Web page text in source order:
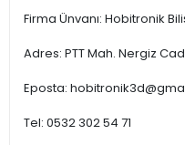
Firma Ünvanı: Hobitronik
Adres: PTT Mah. Nergiz
Eposta:
Tel: 0532 302 54 71